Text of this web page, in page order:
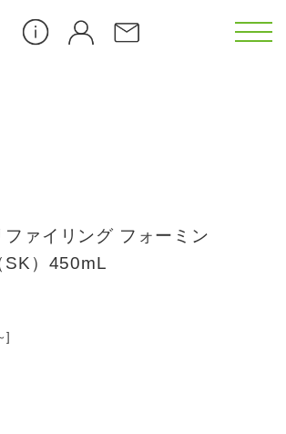
ンデライオン（DL）
ァイリング フォーミン
SK）450mL
]